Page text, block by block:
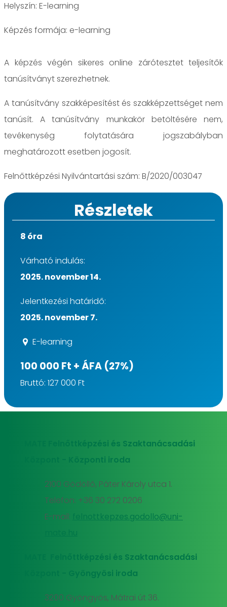
Helyszín: E-learning
e-learning
A képzés végén sikeres online zárótesztet teljesítők
tanúsítványt szerezhetnek.
A tanúsítvány szakképesítést és szakképzettséget nem
tanúsít. A tanúsítvány munkakör betöltésére nem,
tevékenység folytatására jogszabályban
meghatározott esetben jogosít.
Felnőttképzési Nyilvántartási szám: B/2020/003047
Részletek
8 óra
Várható indulás:
2025. november 14.
Jelentkezési határidő:
2025. november 7.
E-learning
100 000 Ft + ÁFA (27%)
Bruttó: 127 000 Ft
MATE Felnőttképzési és Szaktanácsadási
Központ - Központi iroda
2100 Gödöllő, Páter Károly utca 1.
Telefon: +36 30 272 0206
E-mail:
felnottkepzes.godollo@uni-
MATE Felnőttképzési és Szaktanácsadási
Központ - Gyöngyösi iroda
3200 Gyöngyös, Mátrai út 36.